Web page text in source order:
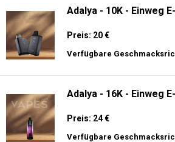
Adalya - 10K - Einweg
Preis: 20 €
Verfügbare
Adalya - 16K - Einweg
Preis: 24 €
Verfügbare